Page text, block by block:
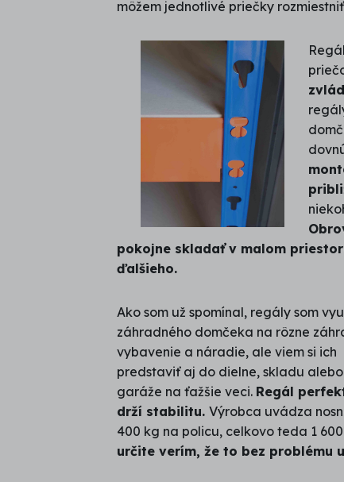
môžem jednotlivé priečky
pokojne skladať v malom
ďalšieho.
Ako som už spomínal, regály som
záhradného domčeka na rôzne
vybavenie a náradie, ale viem si ich
predstaviť aj do dielne, skladu alebo
garáže na ťažšie veci. Regál
drží stabilitu. Výrobca uvádza
400 kg na policu, celkovo teda 1
určite verím, že to bez problému